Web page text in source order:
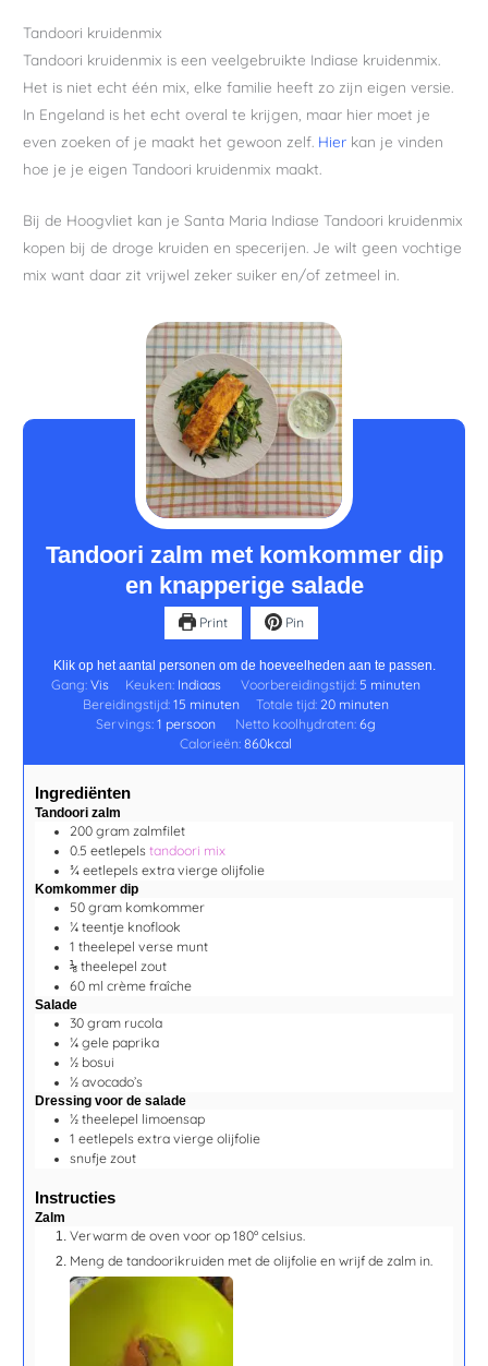
Tandoori kruidenmix
Tandoori kruidenmix is een veelgebruikte Indiase kruidenmix.
Het is niet echt één mix, elke familie heeft zo zijn eigen versie.
In Engeland is het echt overal te krijgen, maar hier moet je
even zoeken of je maakt het gewoon zelf. Hier kan je vinden
hoe je je eigen Tandoori kruidenmix maakt.
Bij de Hoogvliet kan je Santa Maria Indiase Tandoori kruidenmix
kopen bij de droge kruiden en specerijen. Je wilt geen vochtige
mix want daar zit vrijwel zeker suiker en/of zetmeel in.
Tandoori zalm met komkommer dip
en knapperige salade
Print Pin
Klik op het aantal personen om de hoeveelheden aan te passen.
Gang:Vis Keuken: Indiaas Voorbereidingstijd: 5 minuten
Bereidingstijd:15
minuten
minuten Totale tijd: 20
minuten
minuten
Servings:1 persoon Netto koolhydraten: 6g
Calorieën:860kcal
Ingrediënten
Tandoori zalm
200 gram zalmfilet
0.5 eetlepels tandoori mix
¾ eetlepels extra vierge olijfolie
Komkommer dip
50 gram komkommer
¼ teentje knoflook
1 theelepel verse munt
⅛ theelepel zout
60 ml crème fraîche
Salade
30 gram rucola
¼ gele paprika
½ bosui
½ avocado’s
Dressing voor de salade
½ theelepel limoensap
1 eetlepels extra vierge olijfolie
snufje zout
Instructies
Zalm
Verwarm de oven voor op 180º celsius.
Meng de tandoorikruiden met de olijfolie en wrijf de zalm in.